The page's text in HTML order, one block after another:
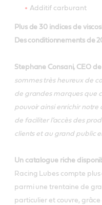
Additif carburant
Plus de 30 indices de
Des conditionnements de
Stephane Consani, CEO
sommes très heureux de
de grandes marques que
pouvoir ainsi enrichir
de faciliter l’accès des
clients et au grand public
Un catalogue riche
Racing Lubes compte plus
parmi une trentaine de
particulier et couvre,